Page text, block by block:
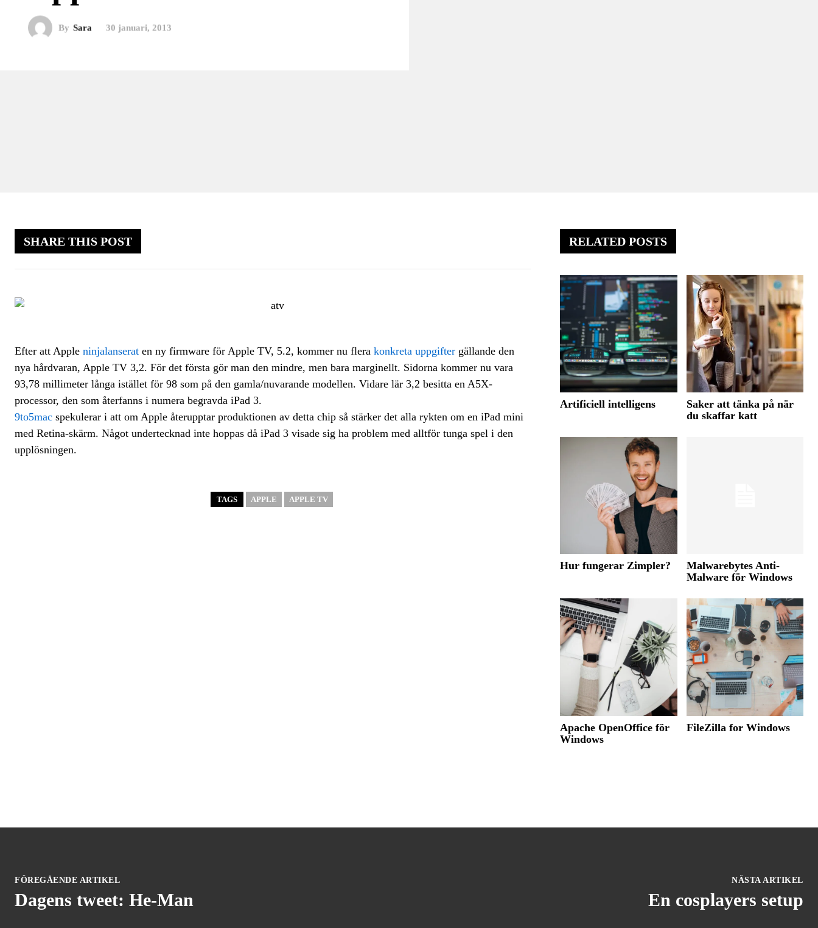
By Sara 30 januari, 2013
SHARE THIS POST
Efter att Apple ninjalanserat en ny firmware för Apple TV, 5.2, kommer nu flera konkreta uppgifter gällande den
nya hårdvaran, Apple TV 3,2. För det första gör man den mindre, men bara marginellt. Sidorna kommer nu vara
93,78 millimeter långa istället för 98 som på den gamla/nuvarande modellen. Vidare lär 3,2 besitta en A5X-
processor, den som återfanns i numera begravda iPad 3.
9to5mac spekulerar i att om Apple återupptar produktionen av detta chip så stärker det alla rykten om en iPad mini
med Retina-skärm. Något undertecknad inte hoppas då iPad 3 visade sig ha problem med alltför tunga spel i den
upplösningen.
TAGS APPLE APPLE TV
RELATED POSTS
Artificiell intelligens
Saker att tänka på när
du skaffar katt
Hur fungerar Zimpler?
Malwarebytes Anti-
Malware för Windows
Apache OpenOffice för
Windows
FileZilla for Windows
FÖREGÅENDE ARTIKEL
Dagens tweet: He-Man
NÄSTA ARTIKEL
En cosplayers setup